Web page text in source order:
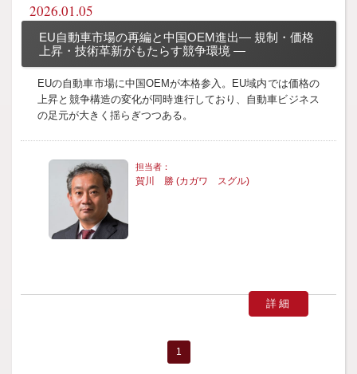
2026.01.05
EU自動車市場の再編と中国OEM進出― 規制・価格
上昇・技術革新がもたらす競争環境 ―
EUの自動車市場に中国OEMが本格参入。EU域内では価格の
上昇と競争構造の変化が同時進行しており、自動車ビジネス
の足元が大きく揺らぎつつある。
賀川 勝 (カガワ スグル)
詳細
1